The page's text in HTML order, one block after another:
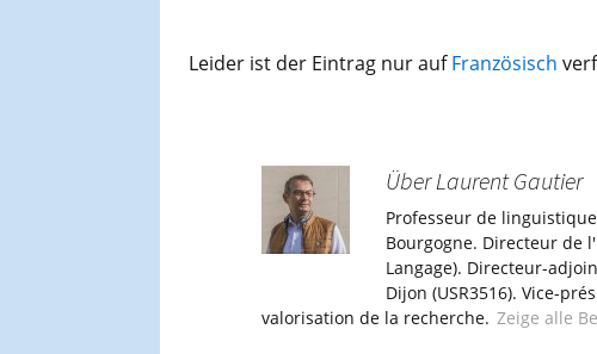
Leider ist der Eintrag nur aufFranzösisch
Über Laurent Gautier
Professeur de
Bourgogne. Directeur de
Langage). Directeur-
Dijon (USR3516). Vice-
valorisation de la recherche. Zeige alle